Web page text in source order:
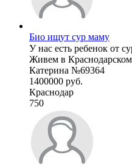
Био ищут сур маму
У нас есть ребенок от
Живем в
Катерина №69364
1400000 руб.
Краснодар
750